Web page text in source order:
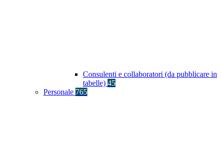
Consulenti e collaboratori (da pubblicare in
tabelle) 45
Personale 765